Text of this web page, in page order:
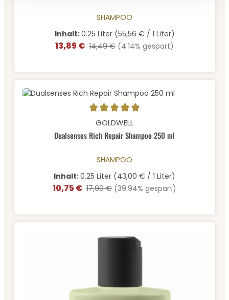
SHAMPOO
Inhalt:0.25 Liter (55,56 € / 1 Liter)
Verkaufspreis:
13,89 € Regulärer Preis:
14,49 € (4.14% gespart)
Durchschnittliche Bewertung von 5 von 5 Sternen
GOLDWELL
Dualsenses Rich Repair Shampoo 250 ml
SHAMPOO
Inhalt:0.25 Liter (43,00 € / 1 Liter)
Verkaufspreis:
10,75 € Regulärer Preis:
17,90 € (39.94% gespart)